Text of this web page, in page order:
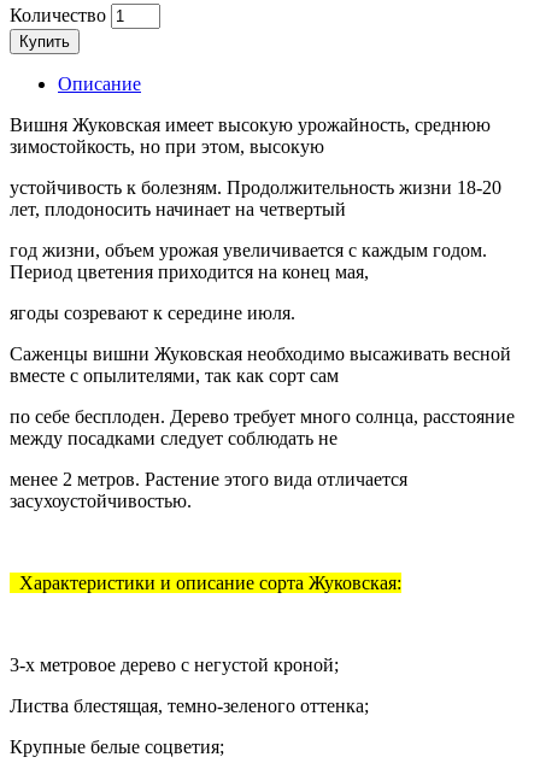
Количество
Купить
Описание
Вишня Жуковская имеет высокую урожайность, среднюю
зимостойкость, но при этом, высокую
устойчивость к болезням. Продолжительность жизни 18-20
лет, плодоносить начинает на четвертый
год жизни, объем урожая увеличивается с каждым годом.
Период цветения приходится на конец мая,
ягоды созревают к середине июля.
Саженцы вишни Жуковская необходимо высаживать весной
вместе с опылителями, так как сорт сам
по себе бесплоден. Дерево требует много солнца, расстояние
между посадками следует соблюдать не
менее 2 метров. Растение этого вида отличается
засухоустойчивостью.
Характеристики и описание сорта Жуковская:
3-х метровое дерево с негустой кроной;
Листва блестящая, темно-зеленого оттенка;
Крупные белые соцветия;